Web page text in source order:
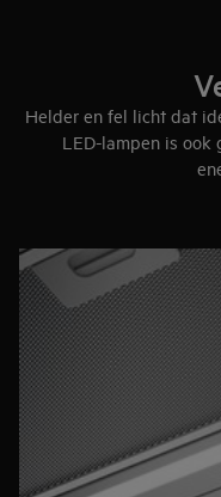
worden afgevoerd via
in de luchtstroom van
grotere invloed op het
Helder en fel licht dat
LED-lampen is ook